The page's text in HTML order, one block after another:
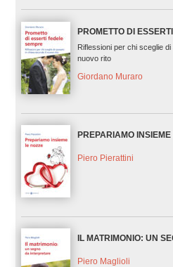
PROMETTO DI
Riflessioni per chi sceglie
nuovo rito
Giordano Muraro
PREPARIAMO INSIEME
Piero Pierattini
IL MATRIMONIO: UN
Piero Maglioli